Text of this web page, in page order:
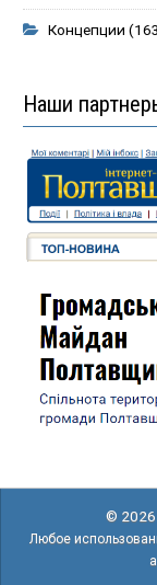
Концепции
Наши
©
Любое